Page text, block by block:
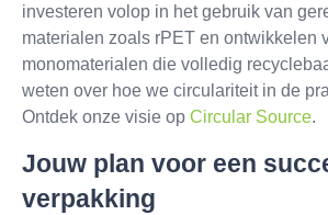
investeren volop in het gebruik van
materialen zoals rPET en ontwikkelen
monomaterialen die volledig
weten over hoe we circulariteit in de
Ontdek onze visie op Circular Source.
Jouw plan voor een
verpakking